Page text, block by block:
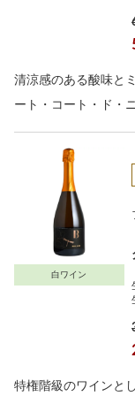
清涼感のある酸味と
ート・コート・ド・
白ワイン
特権階級のワインと